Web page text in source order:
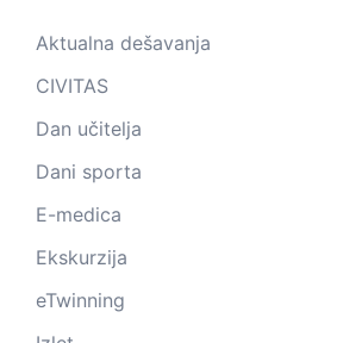
Aktualna dešavanja
CIVITAS
Dan učitelja
Dani sporta
E-medica
Ekskurzija
eTwinning